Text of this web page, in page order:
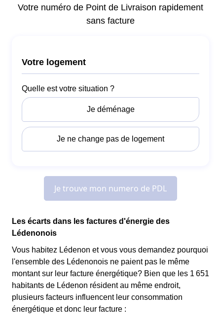
Les écarts dans les factures d'énergie des
Lédenonois
Vous habitez Lédenon et vous vous demandez pourquoi
l'ensemble des Lédenonois ne paient pas le même
montant sur leur facture énergétique? Bien que les 1 651
habitants de Lédenon résident au même endroit,
plusieurs facteurs influencent leur consommation
énergétique et donc leur facture :